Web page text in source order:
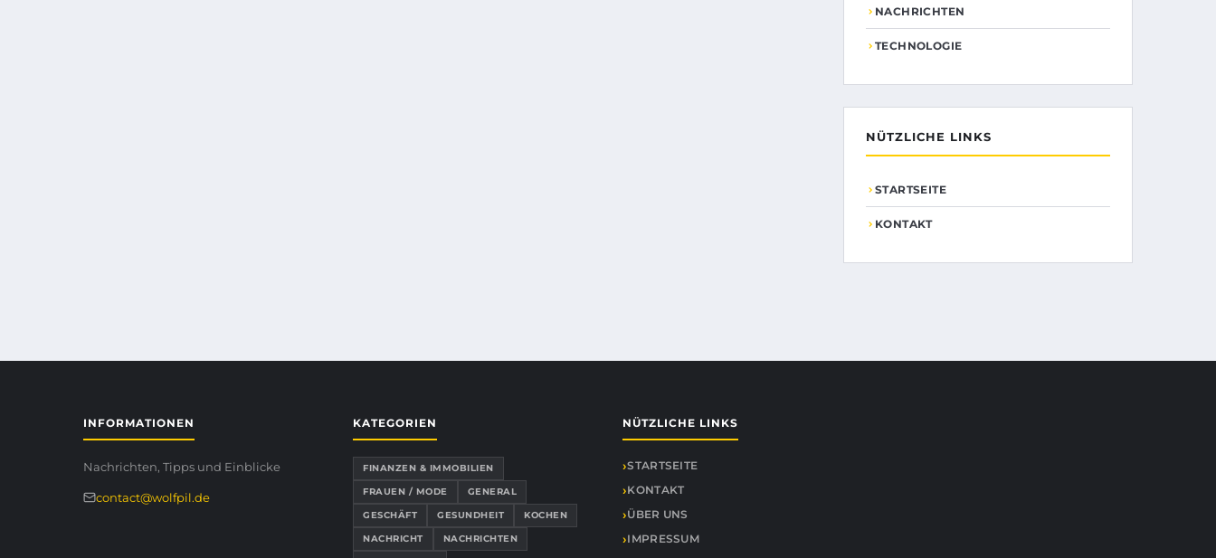
NACHRICHTEN
TECHNOLOGIE
NÜTZLICHE LINKS
STARTSEITE
KONTAKT
INFORMATIONEN
Nachrichten, Tipps und Einblicke
contact@wolfpil.de
KATEGORIEN
FINANZEN & IMMOBILIEN
FRAUEN / MODE
GENERAL
GESCHÄFT
GESUNDHEIT
KOCHEN
NACHRICHT
NACHRICHTEN
NÜTZLICHE LINKS
STARTSEITE
KONTAKT
ÜBER UNS
IMPRESSUM